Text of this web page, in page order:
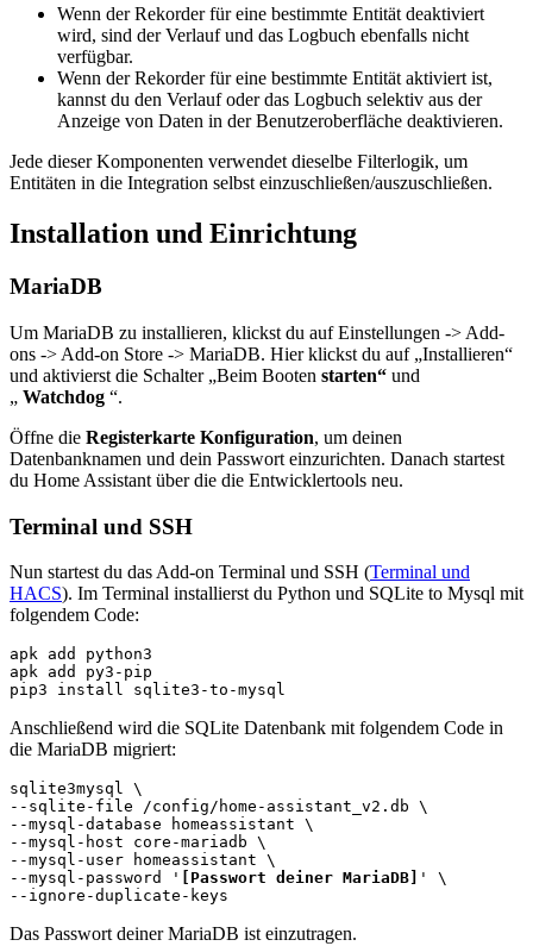
Wenn der Rekorder für eine bestimmte Entität deaktiviert
wird, sind der Verlauf und das Logbuch ebenfalls nicht
verfügbar.
Wenn der Rekorder für eine bestimmte Entität aktiviert ist,
kannst du den Verlauf oder das Logbuch selektiv aus der
Anzeige von Daten in der Benutzeroberfläche deaktivieren.
Jede dieser Komponenten verwendet dieselbe Filterlogik, um
Entitäten in die Integration selbst einzuschließen/auszuschließen.
Installation und Einrichtung
MariaDB
Um MariaDB zu installieren, klickst du auf Einstellungen -> Add-
ons -> Add-on Store -> MariaDB. Hier klickst du auf „Installieren“
und aktivierst die Schalter „Beim Booten starten“ und
„ Watchdog “.
Öffne die Registerkarte Konfiguration, um deinen
Datenbanknamen und dein Passwort einzurichten. Danach startest
du Home Assistant über die die Entwicklertools neu.
Terminal und SSH
Nun startest du das Add-on Terminal und SSH (Terminal und
HACS). Im Terminal installierst du Python und SQLite to Mysql mit
folgendem Code:
apk add python3
apk add py3-pip
pip3 install sqlite3-to-mysql
Anschließend wird die SQLite Datenbank mit folgendem Code in
die MariaDB migriert:
sqlite3mysql \
--sqlite-file /config/home-assistant_v2.db \
--mysql-database homeassistant \
--mysql-host core-mariadb \
--mysql-user homeassistant \
--mysql-password '
[Passwort deiner MariaDB]
' \
--ignore-duplicate-keys
Das Passwort deiner MariaDB ist einzutragen.